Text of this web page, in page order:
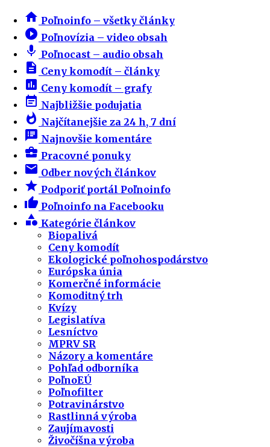
home Poľnoinfo – všetky články
play_circle_filled Poľnovízia – video obsah
mic Poľnocast – audio obsah
description Ceny komodít – články
insert_chart Ceny komodít – grafy
event_note Najbližšie podujatia
whatshot Najčítanejšie za 24 h, 7 dní
speaker_notes Najnovšie komentáre
business_center Pracovné ponuky
email Odber nových článkov
star Podporiť portál Poľnoinfo
thumb_up Poľnoinfo na Facebooku
category Kategórie článkov
Biopalivá
Ceny komodít
Ekologické poľnohospodárstvo
Európska únia
Komerčné informácie
Komoditný trh
Kvízy
Legislatíva
Lesníctvo
MPRV SR
Názory a komentáre
Pohľad odborníka
PoľnoEÚ
Poľnofilter
Potravinárstvo
Rastlinná výroba
Zaujímavosti
Živočíšna výroba